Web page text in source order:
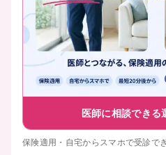
医師に相談できる
保険適用・自宅からスマホで受診で